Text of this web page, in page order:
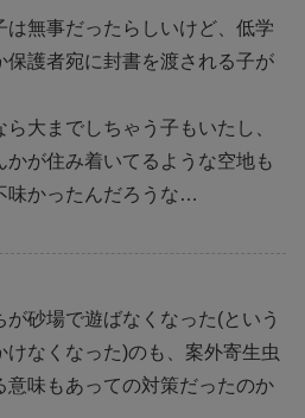
は無事だったらしいけど、低学
保護者宛に封書を渡される子が
大までしちゃう子もいたし、
が住み着いてるような空地も
味かったんだろうな…
砂場で遊ばなくなった(という
けなくなった)のも、案外寄生虫
意味もあっての対策だったのか